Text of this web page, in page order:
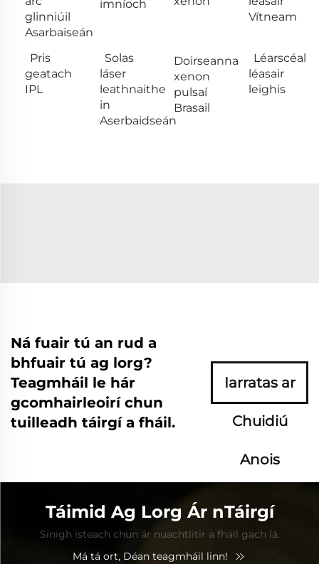
glinniúil
Asarbaiseán
imníoch
Vítneam
Pris
geatach
IPL
Solas
láser
leathnaithe
in
Aserbaidseán
Doirseanna
xenon
pulsaí
Brasail
Léarscéal
léasair
leighis
Ná fuair tú an rud a
bhfuair tú ag lorg?
Teagmháil le hár
gcomhairleoirí chun
tuilleadh táirgí a fháil.
Iarratas ar
Chuidiú
Anois
Táimid Ag Lorg Ár nTáirgí
Sínigh isteach chun ár nuachtlitir a fháil gach lá.
Má tá ort, Déan teagmháil linn!